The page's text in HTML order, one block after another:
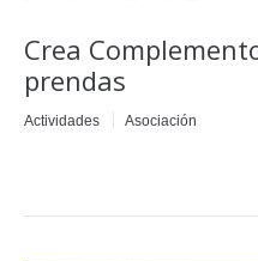
Crea
prendas
Actividades Asociación